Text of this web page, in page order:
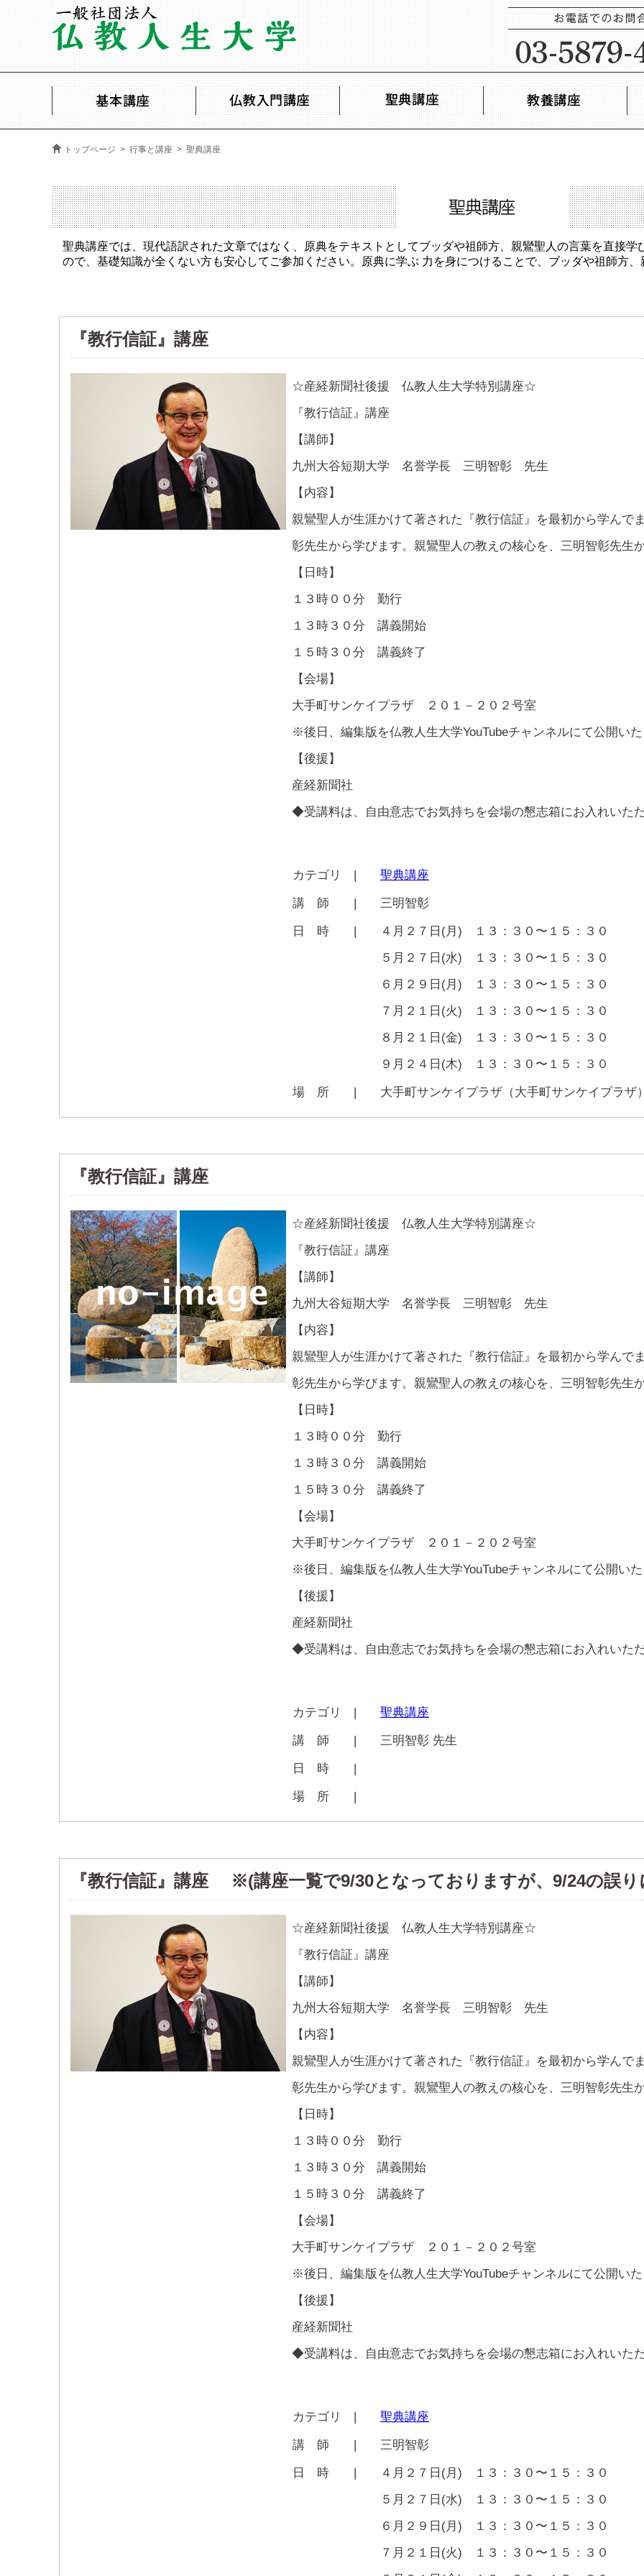
トップページ > 行事と講座 > 聖典講座
聖典講座では、現代語訳された文章ではなく、原典をテキストとしてブッダや祖師方、親鸞聖人の言葉を直接
ので、基礎知識が全くない方も安心してご参加ください。原典に学ぶ 力を身につけることで、ブッダや祖師方
『教行信証』講座
☆産経新聞社後援 仏教人生大学特別講座☆
『教行信証』講座
【講師】
九州大谷短期大学 名誉学長 三明智彰 先生
【内容】
親鸞聖人が生涯かけて著された『教行信証』を最初から学んで
彰先生から学びます。親鸞聖人の教えの核心を、三明智彰先生
【日時】
１３時００分 勤行
１３時３０分 講義開始
１５時３０分 講義終了
【会場】
大手町サンケイプラザ ２０１－２０２号室
※後日、編集版を仏教人生大学YouTubeチャンネルにて公開い
【後援】
産経新聞社
◆受講料は、自由意志でお気持ちを会場の懇志箱にお入れいた
カテゴリ | 聖典講座
講 師 | 三明智彰
日 時 |
４月２７日(月) １３：３０〜１５：３０
５月２７日(水) １３：３０〜１５：３０
６月２９日(月) １３：３０〜１５：３０
７月２１日(火) １３：３０〜１５：３０
８月２１日(金) １３：３０〜１５：３０
９月２４日(木) １３：３０〜１５：３０
場 所 | 大手町サンケイプラザ（大手町サンケイプラザ
『教行信証』講座
☆産経新聞社後援 仏教人生大学特別講座☆
『教行信証』講座
【講師】
九州大谷短期大学 名誉学長 三明智彰 先生
【内容】
親鸞聖人が生涯かけて著された『教行信証』を最初から学んで
彰先生から学びます。親鸞聖人の教えの核心を、三明智彰先生
【日時】
１３時００分 勤行
１３時３０分 講義開始
１５時３０分 講義終了
【会場】
大手町サンケイプラザ ２０１－２０２号室
※後日、編集版を仏教人生大学YouTubeチャンネルにて公開い
【後援】
産経新聞社
◆受講料は、自由意志でお気持ちを会場の懇志箱にお入れいた
カテゴリ | 聖典講座
講 師 | 三明智彰 先生
日 時 |
場 所 |
『教行信証』講座 ※(講座一覧で9/30となっておりますが、9/24の誤
☆産経新聞社後援 仏教人生大学特別講座☆
『教行信証』講座
【講師】
九州大谷短期大学 名誉学長 三明智彰 先生
【内容】
親鸞聖人が生涯かけて著された『教行信証』を最初から学んで
彰先生から学びます。親鸞聖人の教えの核心を、三明智彰先生
【日時】
１３時００分 勤行
１３時３０分 講義開始
１５時３０分 講義終了
【会場】
大手町サンケイプラザ ２０１－２０２号室
※後日、編集版を仏教人生大学YouTubeチャンネルにて公開い
【後援】
産経新聞社
◆受講料は、自由意志でお気持ちを会場の懇志箱にお入れいた
カテゴリ | 聖典講座
講 師 | 三明智彰
日 時 |
４月２７日(月) １３：３０〜１５：３０
５月２７日(水) １３：３０〜１５：３０
６月２９日(月) １３：３０〜１５：３０
７月２１日(火) １３：３０〜１５：３０